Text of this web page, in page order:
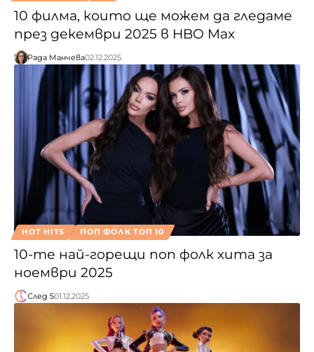
10 филма, които ще можем да гледаме
през декември 2025 в HBO Max
Рада Манчева02.12.2025
HOT HITS ПОП ФОЛК ТОП 10
10-те най-горещи поп фолк хита за
ноември 2025
След 501.12.2025